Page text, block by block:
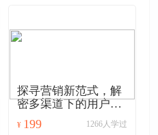
探寻营销新范式，解
密多渠道下的用户触
达与增长
¥ 199 1266人学过